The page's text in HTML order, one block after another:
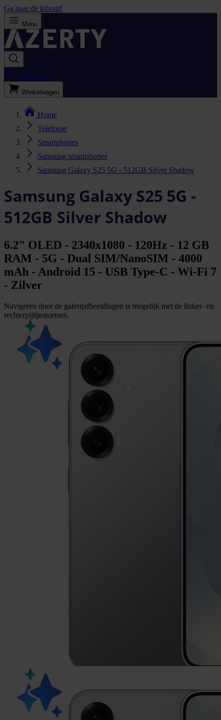
Ga naar de inhoud
Menu
Bestellijst
Winkelwagen
Home
Telefonie
Smartphones
Samsung smartphones
Samsung Galaxy S25 5G - 512GB Silver Shadow
Samsung Galaxy S25 5G -
512GB Silver Shadow
6.2" OLED - 2340x1080 - 120Hz - 12 GB
RAM - 5G - Dual SIM/NanoSIM - 4000
mAh - Android 15 - USB Type-C - Wi-Fi 7
- Zilver
Navigeren door de galerijafbeeldingen is mogelijk met de linker- en
rechterpijltjestoetsen.